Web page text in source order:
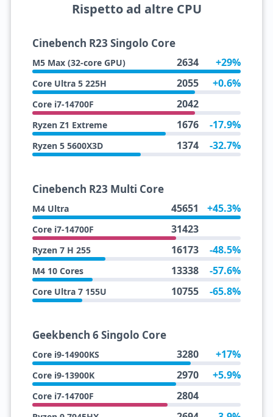
Rispetto ad altre CPU
Cinebench R23 Singolo Core
M5 Max (32-core GPU) 2634 +29%
Core Ultra 5 225H 2055 +0.6%
Core i7-14700F 2042
Ryzen Z1 Extreme 1676 -17.9%
Ryzen 5 5600X3D 1374 -32.7%
Cinebench R23 Multi Core
M4 Ultra 45651 +45.3%
Core i7-14700F 31423
Ryzen 7 H 255 16173 -48.5%
M4 10 Cores 13338 -57.6%
Core Ultra 7 155U 10755 -65.8%
Geekbench 6 Singolo Core
Core i9-14900KS 3280 +17%
Core i9-13900K 2970 +5.9%
Core i7-14700F 2804